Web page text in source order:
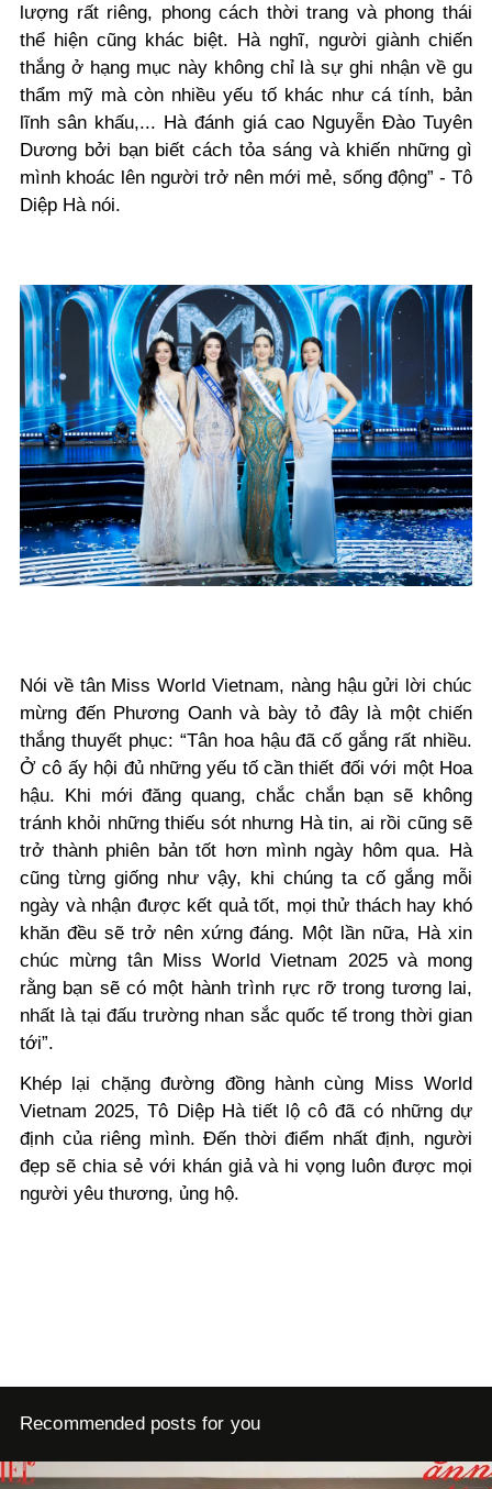
lượng rất riêng, phong cách thời trang và phong thái
thể hiện cũng khác biệt. Hà nghĩ, người giành chiến
thắng ở hạng mục này không chỉ là sự ghi nhận về gu
thẩm mỹ mà còn nhiều yếu tố khác như cá tính, bản
lĩnh sân khấu,... Hà đánh giá cao Nguyễn Đào Tuyên
Dương bởi bạn biết cách tỏa sáng và khiến những gì
mình khoác lên người trở nên mới mẻ, sống động” - Tô
Diệp Hà nói.
Nói về tân Miss World Vietnam, nàng hậu gửi lời chúc
mừng đến Phương Oanh và bày tỏ đây là một chiến
thắng thuyết phục: “Tân hoa hậu đã cố gắng rất nhiều.
Ở cô ấy hội đủ những yếu tố cần thiết đối với một Hoa
hậu. Khi mới đăng quang, chắc chắn bạn sẽ không
tránh khỏi những thiếu sót nhưng Hà tin, ai rồi cũng sẽ
trở thành phiên bản tốt hơn mình ngày hôm qua. Hà
cũng từng giống như vậy, khi chúng ta cố gắng mỗi
ngày và nhận được kết quả tốt, mọi thử thách hay khó
khăn đều sẽ trở nên xứng đáng. Một lần nữa, Hà xin
chúc mừng tân Miss World Vietnam 2025 và mong
rằng bạn sẽ có một hành trình rực rỡ trong tương lai,
nhất là tại đấu trường nhan sắc quốc tế trong thời gian
tới”.
Khép lại chặng đường đồng hành cùng Miss World
Vietnam 2025, Tô Diệp Hà tiết lộ cô đã có những dự
định của riêng mình. Đến thời điểm nhất định, người
đẹp sẽ chia sẻ với khán giả và hi vọng luôn được mọi
người yêu thương, ủng hộ.
Recommended posts for you